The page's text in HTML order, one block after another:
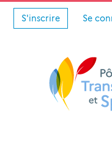
S'inscrire Se